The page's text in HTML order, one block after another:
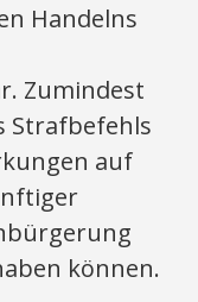
Handelns
Zumindest
Strafbefehls
auf
können.